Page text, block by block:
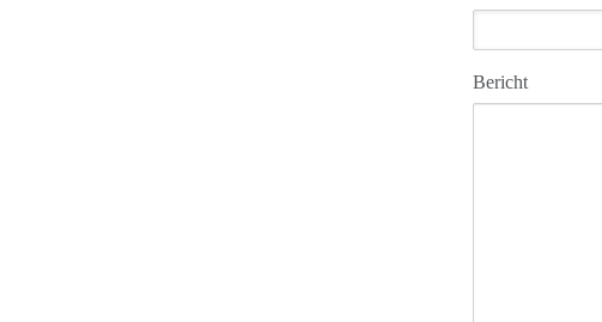
Bericht